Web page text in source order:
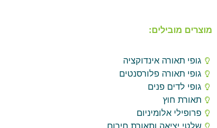
מוצרים מובילים:
גופי תאורה אינדוקציה
גופי תאורה פלורסנטים
גופי לדים פנים
תאורת חוץ
פרופילי אלומיניום
שלטי יציאה ותאורת חירום